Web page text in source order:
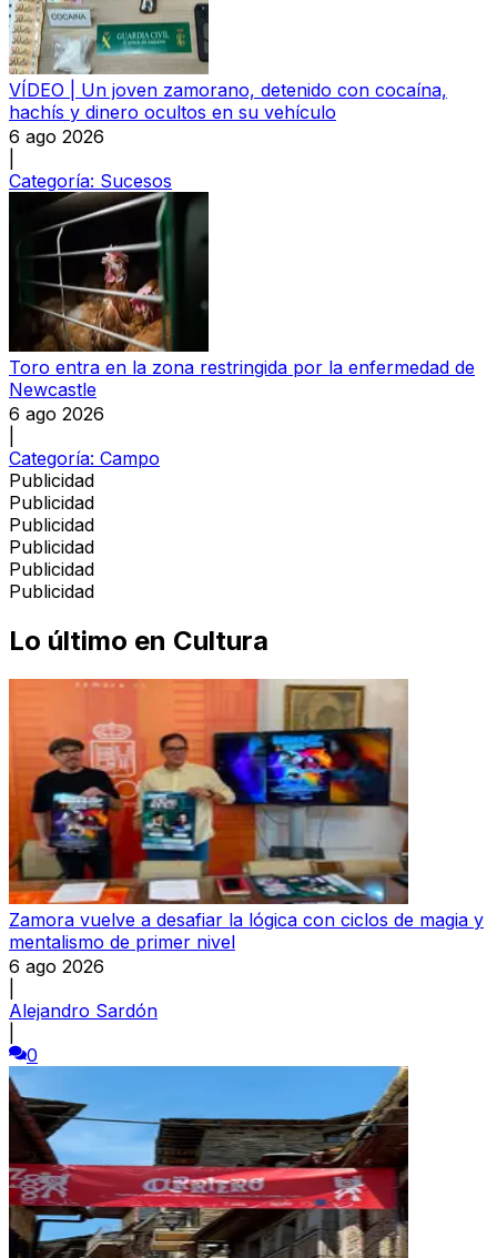
VÍDEO | Un joven zamorano, detenido con cocaína,
hachís y dinero ocultos en su vehículo
6 ago 2026
Categoría: Sucesos
Toro entra en la zona restringida por la enfermedad de
Newcastle
6 ago 2026
Categoría: Campo
Publicidad
Publicidad
Publicidad
Publicidad
Publicidad
Publicidad
Lo último en Cultura
Zamora vuelve a desafiar la lógica con ciclos de magia y
mentalismo de primer nivel
6 ago 2026
Alejandro Sardón
0